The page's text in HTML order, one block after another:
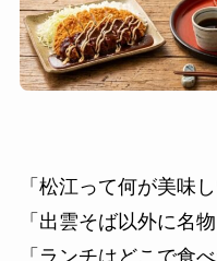
「松江って何が美味し
「出雲そば以外に名
「ランチはどこで食